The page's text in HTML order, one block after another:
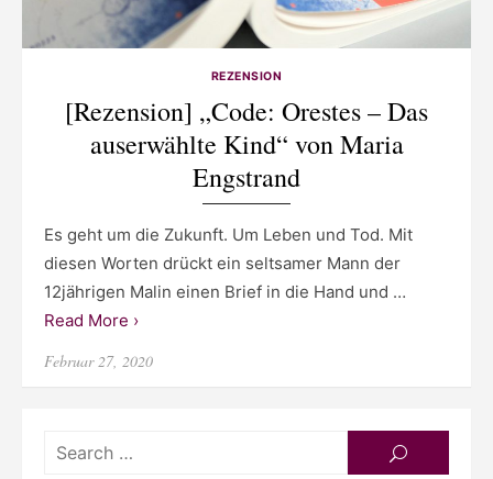
REZENSION
[Rezension] „Code: Orestes – Das
auserwählte Kind“ von Maria
Engstrand
Es geht um die Zukunft. Um Leben und Tod. Mit
diesen Worten drückt ein seltsamer Mann der
12jährigen Malin einen Brief in die Hand und …
Read More ›
Posted
Februar 27, 2020
SEARCH